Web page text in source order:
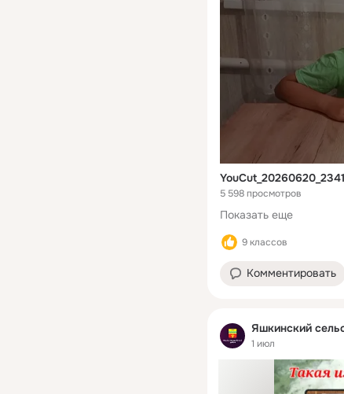
5 598 просмотров
Показать еще
9 классов
Комментировать
Яшкинский
1 июл